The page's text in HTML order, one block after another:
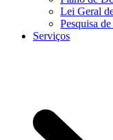
Lei Geral
Pesquisa
Serviços